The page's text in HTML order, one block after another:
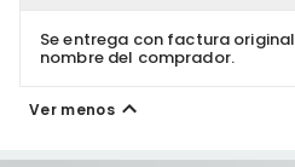
Se entrega con factura
nombre del comprador.
Ver menos